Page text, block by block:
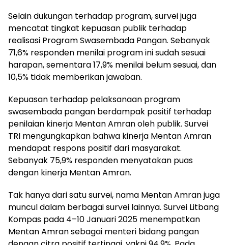
Selain dukungan terhadap program, survei juga
mencatat tingkat kepuasan publik terhadap
realisasi Program Swasembada Pangan. Sebanyak
71,6% responden menilai program ini sudah sesuai
harapan, sementara 17,9% menilai belum sesuai, dan
10,5% tidak memberikan jawaban.
Kepuasan terhadap pelaksanaan program
swasembada pangan berdampak positif terhadap
penilaian kinerja Mentan Amran oleh publik. Survei
TRI mengungkapkan bahwa kinerja Mentan Amran
mendapat respons positif dari masyarakat.
Sebanyak 75,9% responden menyatakan puas
dengan kinerja Mentan Amran.
Tak hanya dari satu survei, nama Mentan Amran juga
muncul dalam berbagai survei lainnya. Survei Litbang
Kompas pada 4–10 Januari 2025 menempatkan
Mentan Amran sebagai menteri bidang pangan